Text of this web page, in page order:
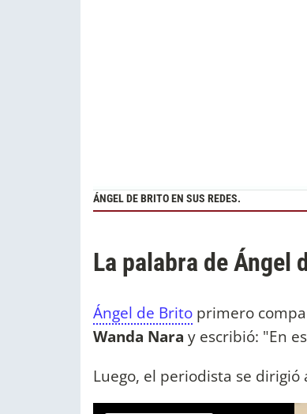
ÁNGEL DE BRITO EN SUS REDES.
La palabra de Ángel
Ángel de Brito primero
Wanda Nara y escribió: "En
Luego, el periodista se